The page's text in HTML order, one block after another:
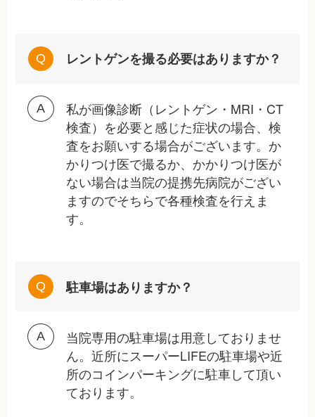
レントゲンを撮る必要はありますか？
私が画像診断（レントゲン・MRI・CT
検査）を必要と感じた症状の場合、検
査をお願いする場合がございます。か
かりつけ医で撮るか、かかりつけ医が
ない場合は当院の提携先病院がござい
ますのでそちらで各種検査を行えま
す。
駐車場はありますか？
当院専用の駐車場は用意しておりませ
ん。近所にスーパーLIFEの駐車場や近
所のコインパーキングに駐車して頂い
ております。